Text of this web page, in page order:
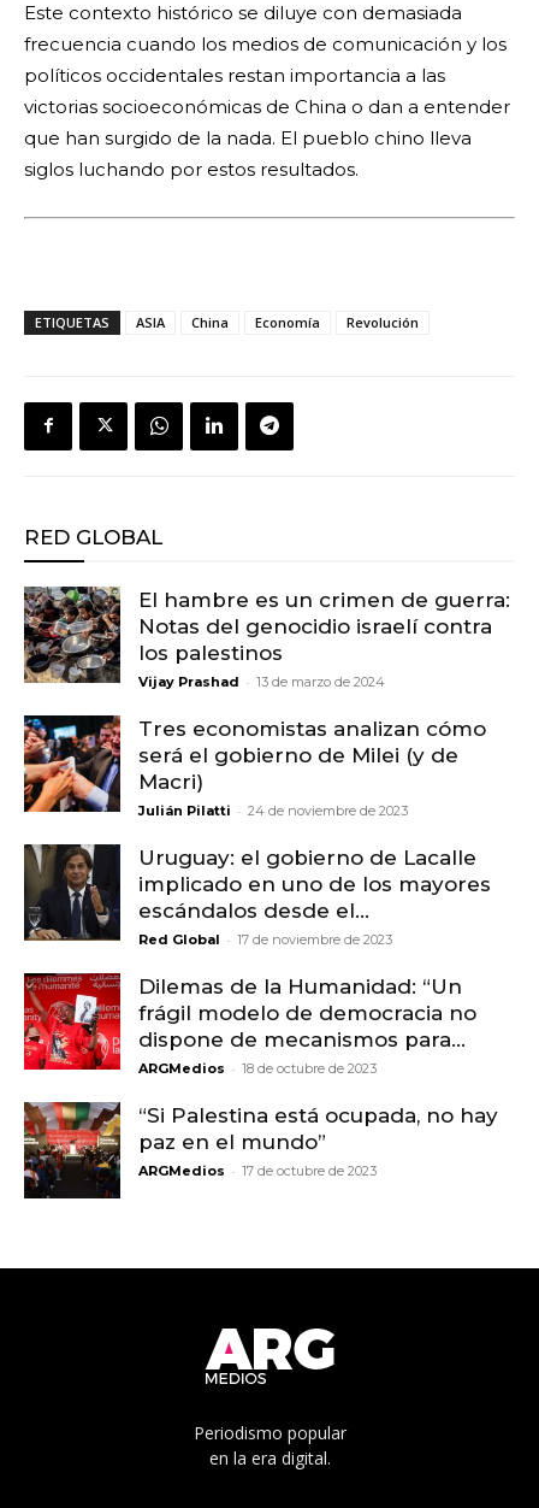
Este contexto histórico se diluye con demasiada
frecuencia cuando los medios de comunicación y los
políticos occidentales restan importancia a las
victorias socioeconómicas de China o dan a entender
que han surgido de la nada. El pueblo chino lleva
siglos luchando por estos resultados.
ETIQUETAS ASIA China Economía Revolución
RED GLOBAL
El hambre es un crimen de guerra:
Notas del genocidio israelí contra
los palestinos
Vijay Prashad - 13 de marzo de 2024
Tres economistas analizan cómo
será el gobierno de Milei (y de
Macri)
Julián Pilatti - 24 de noviembre de 2023
Uruguay: el gobierno de Lacalle
implicado en uno de los mayores
escándalos desde el...
Red Global - 17 de noviembre de 2023
Dilemas de la Humanidad: “Un
frágil modelo de democracia no
dispone de mecanismos para...
ARGMedios - 18 de octubre de 2023
“Si Palestina está ocupada, no hay
paz en el mundo”
ARGMedios - 17 de octubre de 2023
Periodismo popular
en la era digital.